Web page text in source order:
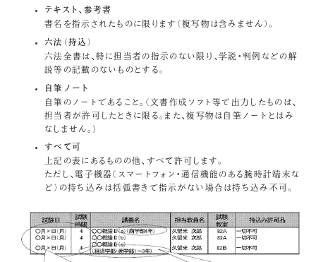
テキスト、参考書
書名を指示されたものに限ります（複写物は含みません）。
六法（持込）
六法全書は、特に担当者の指示のない限り、学説・判例などの解
説等の記載のないものとする。
自筆ノート
自筆のノートであること。（文書作成ソフト等で出力したものは、
担当者が許可したときに限る。また、複写物は自筆ノートとはみ
なしません。）
すべて可
上記の表にあるものの他、すべて許可します。
ただし、電子機器（スマートフォン・通信機能のある腕時計端末な
ど）の持ち込みは括弧書きで指示がない場合は持ち込み不可。